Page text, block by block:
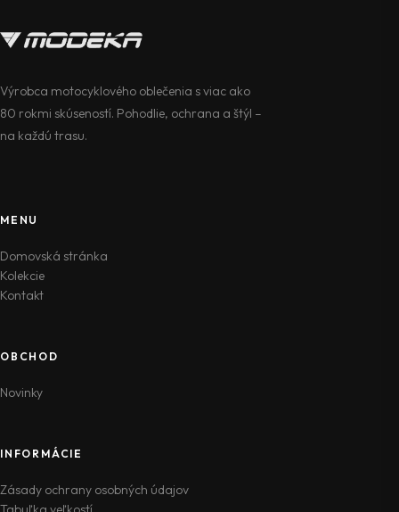
Výrobca motocyklového oblečenia s viac ako
80 rokmi skúseností. Pohodlie, ochrana a štýl –
na každú trasu.
MENU
Domovská stránka
Kolekcie
Kontakt
OBCHOD
Novinky
INFORMÁCIE
Zásady ochrany osobných údajov